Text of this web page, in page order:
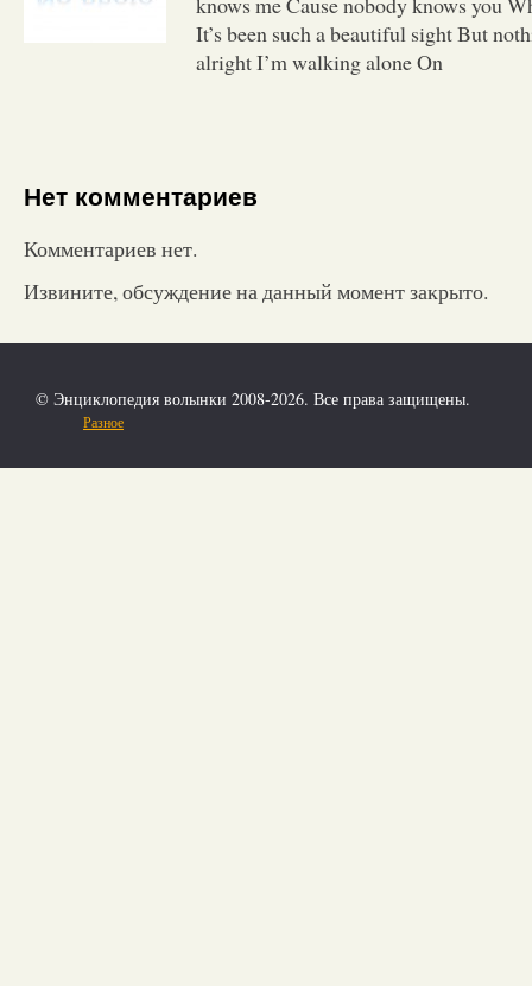
It’s been such a beautiful sight But
alright I’m walking alone On
Нет комментариев
Комментариев нет.
Извините, обсуждение на данный момент закрыто.
© Энциклопедия волынки 2008-2026. Все права защищены.
Разное